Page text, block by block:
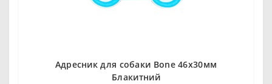
Адресник для собаки Bone 46х30мм
Блакитний